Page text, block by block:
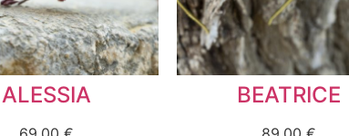
ALESSIA BEATRICE